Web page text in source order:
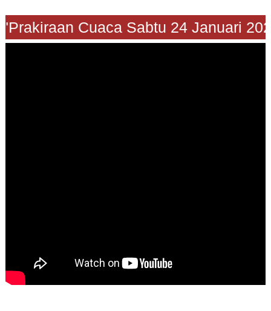
Cuaca Sabtu 24 Januari